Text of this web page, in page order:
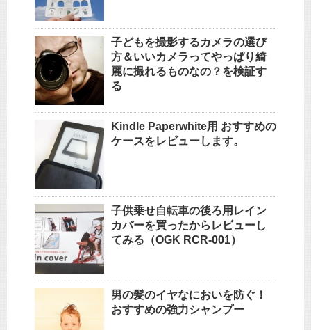
子どもを撮影するカメラの選び
方＆いいカメラってやっぱり綺
麗に撮れるものなの？を検証す
る
Kindle Paperwhite用 おすすめの
ケースをレビューします。
子供乗せ自転車の後ろ用レイン
カバーを買ったからレビューし
てみる（OGK RCR-001）
男の髪のイヤなにおいを防ぐ！
おすすめの強力シャンプー